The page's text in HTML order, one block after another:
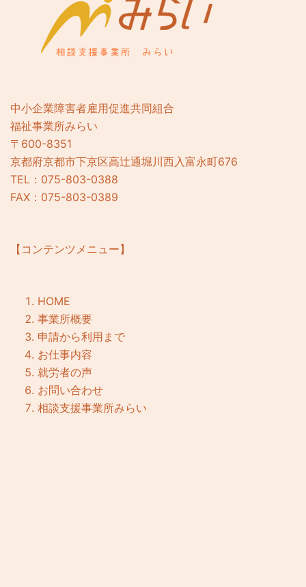
中小企業障害者雇用促進共同組合
福祉事業所みらい
〒600-8351
京都府京都市下京区高辻通堀川西入富永町676
TEL：075-803-0388
FAX：075-803-0389
【コンテンツメニュー】
HOME
事業所概要
申請から利用まで
お仕事内容
就労者の声
お問い合わせ
相談支援事業所みらい